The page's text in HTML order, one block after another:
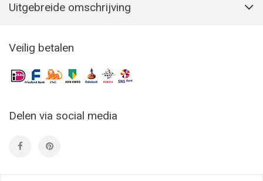
Uitgebreide omschrijving
Veilig betalen
Delen via social media